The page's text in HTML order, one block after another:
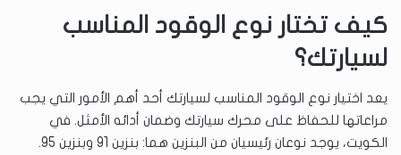
كيف تختار نوع الوقود المناسب
لسيارتك؟
يعد اختيار نوع الوقود المناسب لسيارتك أحد أهم الأمور التي يجب
مراعاتها للحفاظ على محرك سيارتك وضمان أدائه الأمثل. في
الكويت، يوجد نوعان رئيسيان من البنزين هما: بنزين 91 وبنزين 95.